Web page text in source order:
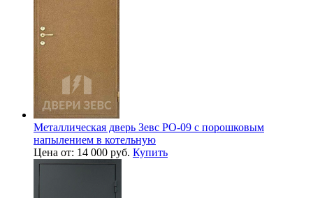
Металлическая дверь Зевс PO-09 с порошковым
напылением в котельную
Цена от: 14 000 руб. Купить